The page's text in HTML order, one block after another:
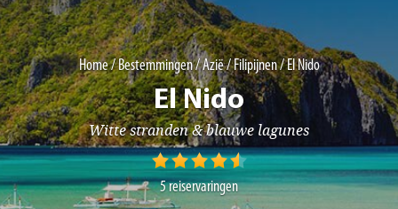
Home/Bestemmingen/Azië/Filipijnen/ El Nido
El Nido
Witte stranden & blauwe lagunes
5reiservaringen